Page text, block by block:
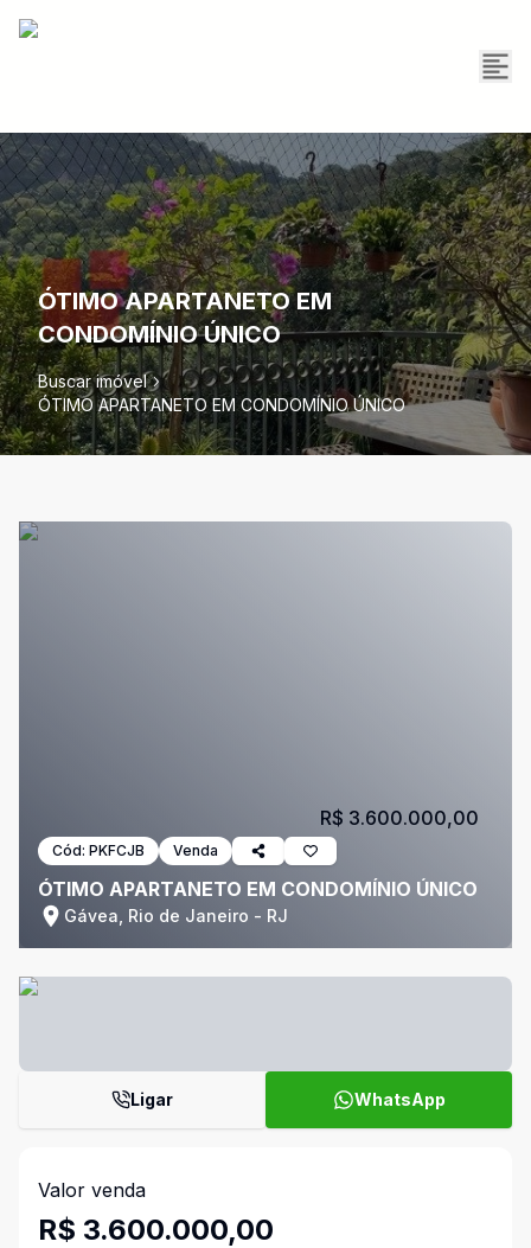
ÓTIMO APARTANETO EM
CONDOMÍNIO ÚNICO
Buscar imóvel
ÓTIMO APARTANETO EM CONDOMÍNIO ÚNICO
Cód: PKFCJB Venda
ÓTIMO APARTANETO EM CONDOMÍNIO ÚNICO
Gávea, Rio de Janeiro - RJ
R$ 3.600.000,00
Ligar WhatsApp
Valor venda
R$ 3.600.000,00